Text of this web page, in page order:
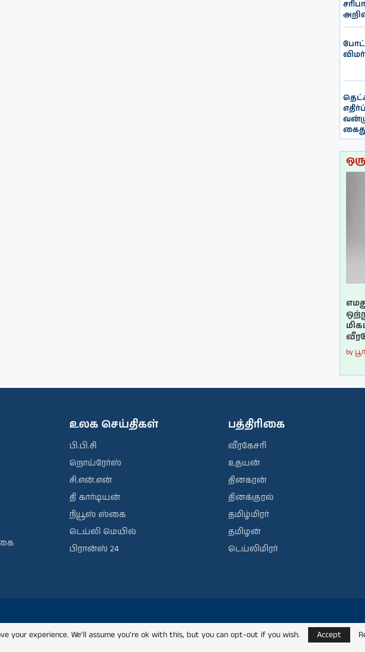
by
உலக செய்திகள்
பி.பி.சி
றொய்ரேர்ஸ்
சி.என்.என்
தி கார்டியன்
நியூஸ் ஸ்கை
டெய்லி மெயில்
பிரான்ஸ் 24
பத்திரிகை
வீரகேசரி
உதயன்
தினகரன்
தினக்குரல்
தமிழ்மிரர்
தமிழன்
டெய்லிமிரர்
your experience. We'll assume you're ok with this, but you can opt-out if you wish.
Accept